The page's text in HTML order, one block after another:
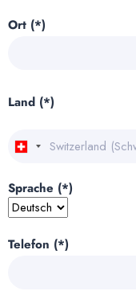
Ort (*)
Land (*)
Sprache (*)
Telefon (*)